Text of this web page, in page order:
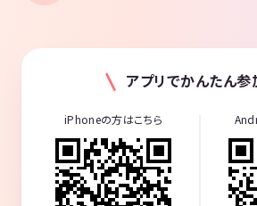
アプリでかんたん参
iPhoneの方はこちら